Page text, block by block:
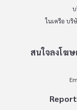
ในเครือ บริ
สนใจลงโฆษ